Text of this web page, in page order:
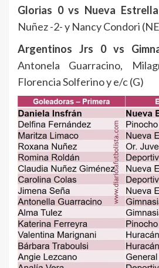
Glorias 0 vs Nueva
Nuñez -2- y Nancy Condori
Argentinos Jrs 0 vs
Antonela Guarracino,
Florencia Solferino y e/c (G)